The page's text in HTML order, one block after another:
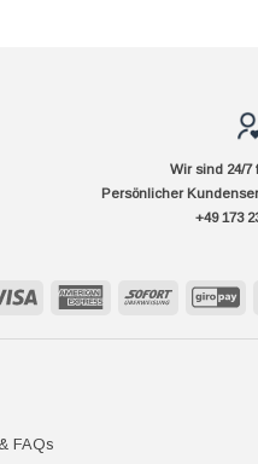
Wir sind 24/7
Persönlicher
+49 173
Visa
AmericanSofort
FAQs